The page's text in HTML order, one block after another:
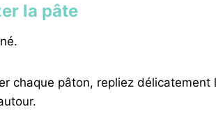
la pâte
chaque pâton, repliez